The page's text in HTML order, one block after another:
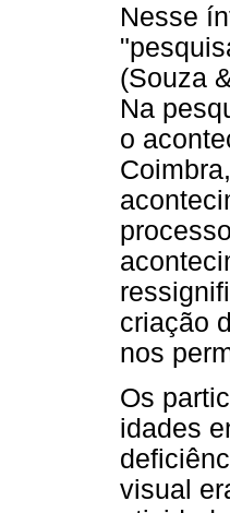
Nesse
(Souza
Na
o
criação
nos
Os
idades
visual